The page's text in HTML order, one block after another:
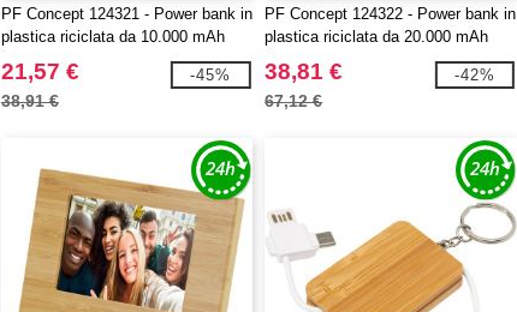
PF Concept 124321 - Power bank in
plastica riciclata da 10.000 mAh
Loop
21,57 €
38,91 €
-45%
PF Concept 124322 - Power bank in
plastica riciclata da 20.000 mAh
Loop
38,81 €
67,12 €
-42%